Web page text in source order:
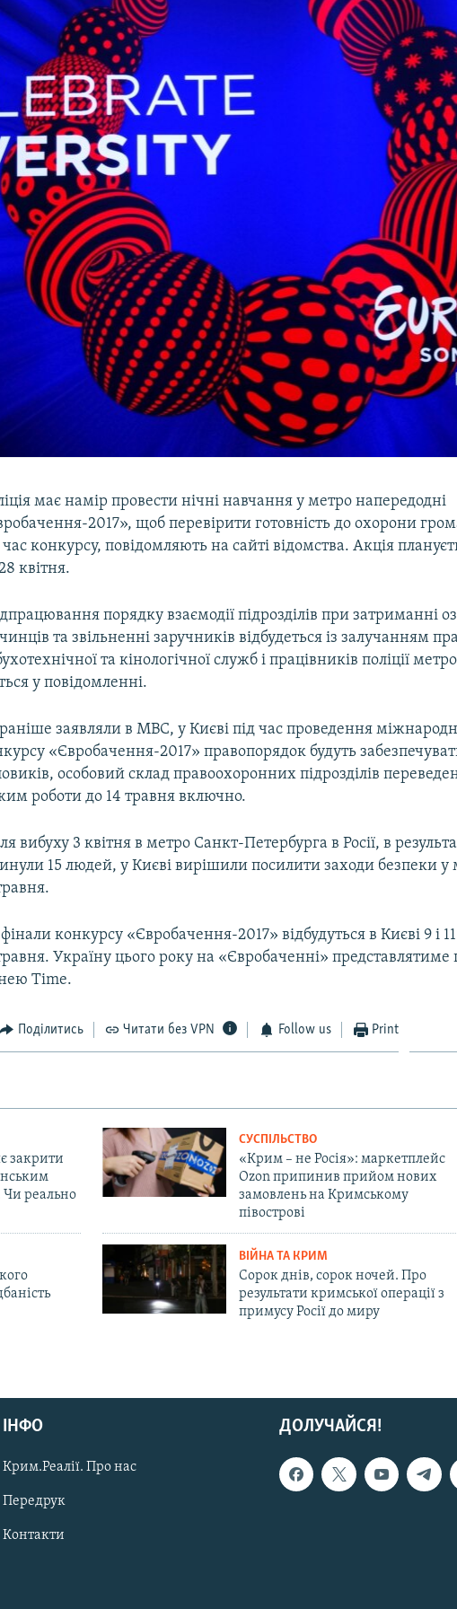
має намір провести нічні навчання у метро напередодні
2017», щоб перевірити готовність до охорони
час конкурсу, повідомляють на сайті відомства. Акція
квітня.
порядку взаємодії підрозділів при затриманні
та звільненні заручників відбудеться із залучанням
та кінологічної служб і працівників поліції
у повідомленні.
заявляли в МВС, у Києві під час проведення
«Євробачення-2017» правопорядок будуть
особовий склад правоохоронних підрозділів
роботи до 14 травня включно.
вибуху 3 квітня в метро Санкт-Петербурга в Росії, в
15 людей, у Києві вирішили посилити заходи безпеки у
конкурсу «Євробачення-2017» відбудуться в Києві 9 і
Україну цього року на «Євробаченні» представлятиме
Time.
Поділитись Читати без VPN Follow us Print
закрити
Чи реально
СУСПІЛЬСТВО
«Крим – не Росія»: маркетплейс
Ozon припинив прийом нових
замовлень на Кримському
півострові
ВІЙНА ТА КРИМ
Сорок днів, сорок ночей. Про
результати кримської операції з
примусу Росії до миру
ДОЛУЧАЙСЯ!
ІНФО
Крим.Реалії. Про нас
Передрук
Контакти